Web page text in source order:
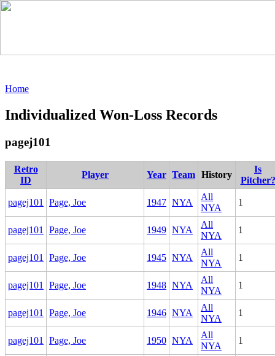
Home
Individualized Won-Loss Records
pagej101
Retro
ID
Player Year Team History
Is
Pitcher?
pagej101 Page, Joe 1947 NYA
All
NYA
1
pagej101 Page, Joe 1949 NYA
All
NYA
1
pagej101 Page, Joe 1945 NYA
All
NYA
1
pagej101 Page, Joe 1948 NYA
All
NYA
1
pagej101 Page, Joe 1946 NYA
All
NYA
1
pagej101 Page, Joe 1950 NYA
All
NYA
1